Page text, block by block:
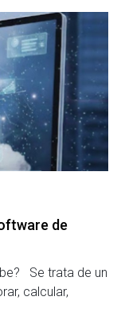
de
Se trata de un
calcular,